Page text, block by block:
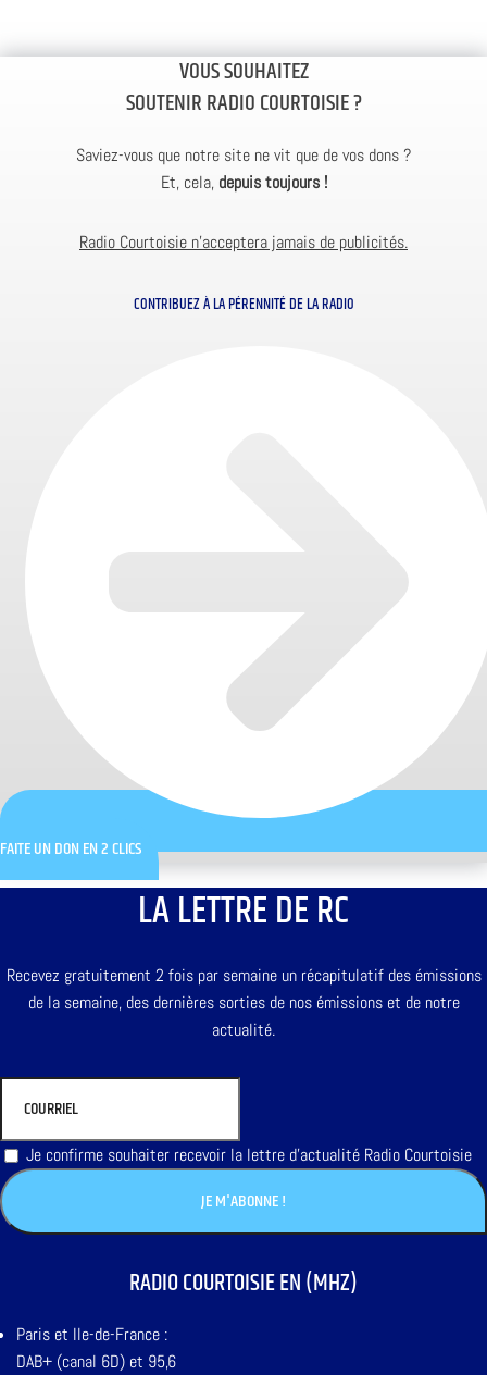
VOUS SOUHAITEZ
SOUTENIR RADIO COURTOISIE ?
Saviez-vous que notre site ne vit que de vos dons ?
Et, cela, depuis toujours !
Radio Courtoisie n’acceptera jamais de publicités.
CONTRIBUEZ À LA PÉRENNITÉ DE LA RADIO
FAITE UN DON EN 2 CLICS
LA LETTRE DE RC
Recevez gratuitement 2 fois par semaine un récapitulatif des émissions
de la semaine, des dernières sorties de nos émissions et de notre
actualité.
Je confirme souhaiter recevoir la lettre d'actualité Radio Courtoisie
RADIO COURTOISIE EN (MHZ)
Paris et Ile-de-France :
DAB+ (canal 6D) et 95,6